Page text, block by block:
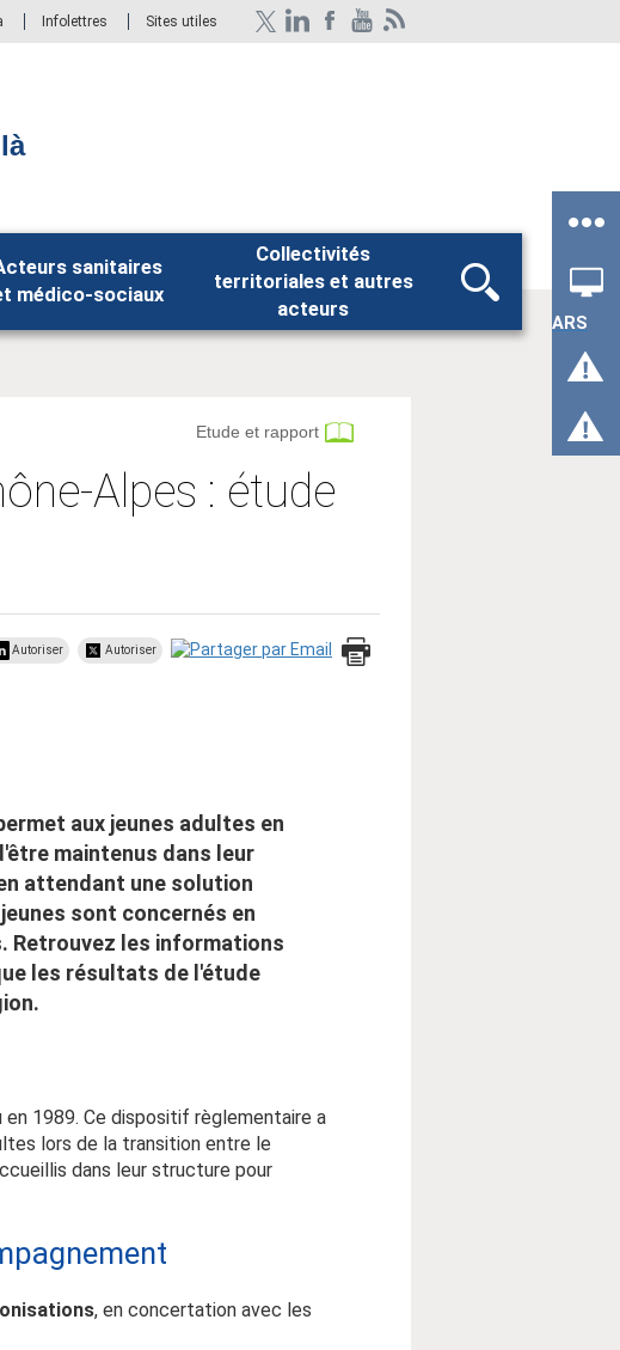
Infolettres Sites utiles
ARS
sanitaires
médico-sociaux
Collectivités
territoriales et autres
acteurs
Rechercher
Alpes : étude
Etude et rapport
Autoriser Autoriser
aux jeunes adultes en
maintenus dans leur
attendant une solution
sont concernés en
Retrouvez les informations
les résultats de l'étude
en 1989. Ce dispositif règlementaire a
lors de la transition entre le
dans leur structure pour
, en concertation avec les